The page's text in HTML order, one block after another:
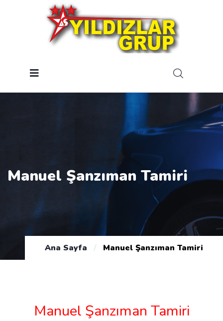
Manuel Şanzıman Tamiri
Ana Sayfa / Manuel Şanzıman Tamiri
Manuel Şanzıman Tamiri